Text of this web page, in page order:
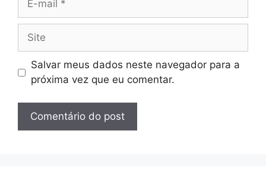
Site
Salvar meus dados neste navegador para a
próxima vez que eu comentar.